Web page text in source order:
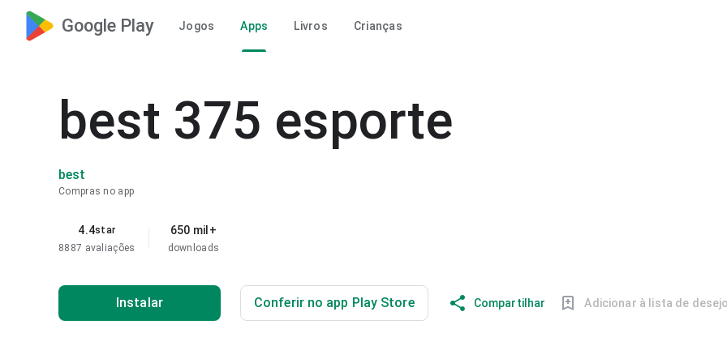
Google Play Jogos Apps Livros Crianças
best 375 esporte
best
Compras no app
4.4star
8887 avaliações
650 mil+
downloads
Instalar Conferir no app Play Store Compartilhar Adicionar à lista de